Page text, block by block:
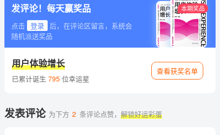
发评论！每天赢奖品
点击 登录
后，在评论区留言，系统会
随机派送奖品
本期奖品
用户体验增长
已累计诞生 795位幸运星
查看获奖名单
发表评论 为下方 2 条评论点赞，解锁好运彩蛋